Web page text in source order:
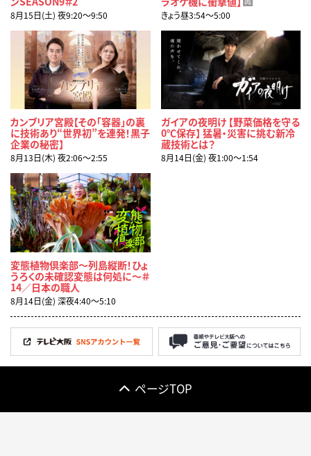
8月15日(土) 夜9:20〜9:50 きょう昼3:54〜5:00
カンブリア宮殿【その「容器」の裏
に技術あり“世界初”を連発！黒子
企業の秘密】
8月13日(木) 夜2:06〜2:55
ガイアの夜明け 【野菜価格を守る
0℃保存】 猛暑・災害に挑む新冷
蔵技術とは？
8月14日(金) 夜1:00〜1:54
変態植物倶楽部～列島縦断！ひょ
うろくの未確認変態は何処に～＃
14／日本の職人
8月14日(金) 深夜4:40〜5:10
ページTOP